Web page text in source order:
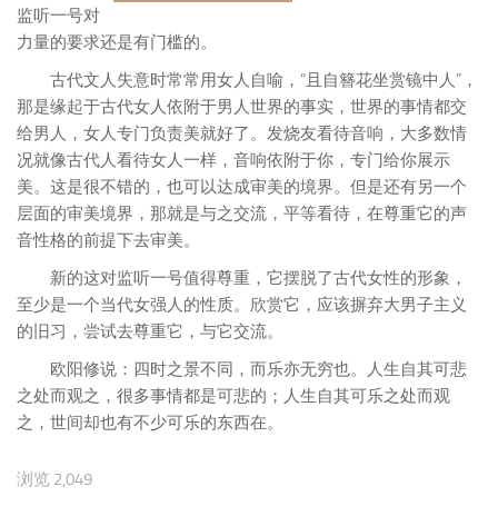
监听一号对
力量的要求还是有门槛的。
古代文人失意时常常用女人自喻，“且自簪花坐赏镜中人”，
那是缘起于古代女人依附于男人世界的事实，世界的事情都交
给男人，女人专门负责美就好了。发烧友看待音响，大多数情
况就像古代人看待女人一样，音响依附于你，专门给你展示
美。这是很不错的，也可以达成审美的境界。但是还有另一个
层面的审美境界，那就是与之交流，平等看待，在尊重它的声
音性格的前提下去审美。
新的这对监听一号值得尊重，它摆脱了古代女性的形象，
至少是一个当代女强人的性质。欣赏它，应该摒弃大男子主义
的旧习，尝试去尊重它，与它交流。
欧阳修说：四时之景不同，而乐亦无穷也。人生自其可悲
之处而观之，很多事情都是可悲的；人生自其可乐之处而观
之，世间却也有不少可乐的东西在。
浏览 2,049